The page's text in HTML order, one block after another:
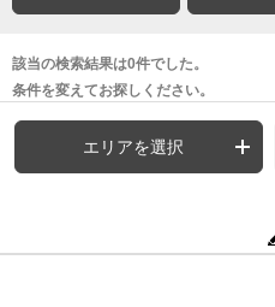
該当の検索結果は0件でした。
条件を変えてお探しください。
エリアを選択